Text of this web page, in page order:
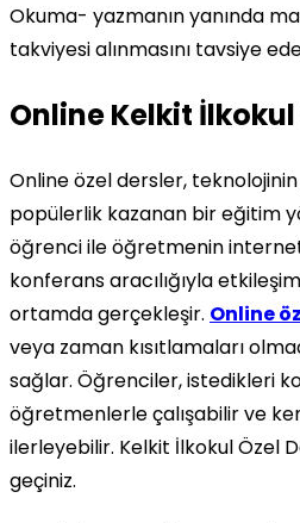
Okuma- yazmanın yanında
takviyesi alınmasını tavsiye
Online Kelkit İlkokul
Online özel dersler,
popülerlik kazanan bir eğitim
öğrenci ile öğretmenin
konferans aracılığıyla
ortamda gerçekleşir. Online
veya zaman kısıtlamaları
sağlar. Öğrenciler, istedikleri
öğretmenlerle çalışabilir ve
ilerleyebilir. Kelkit İlkokul Özel
geçiniz.